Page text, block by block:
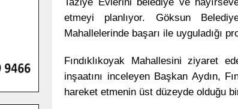
etmeyi planlıyor. Göksun
Mahallelerinde başarı ile uyguladığı
Fındıklıkoyak Mahallesini ziyaret
inşaatını inceleyen Başkan Aydın,
hareket etmenin üst düzeyde olduğu